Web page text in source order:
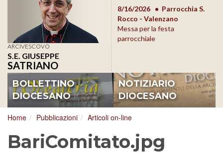
ARCIVESCOVO
S.E. GIUSEPPE
SATRIANO
8/17/2026
Conversano
Conferenza Episcopale
Pugliese
8/16/2026
Parrocchia S.
Rocco - Valenzano
Messa per la festa
parrocchiale
BOLLETTINO
DIOCESANO
NOTIZIARIO
DIOCESANO
Home Pubblicazioni Articoli on-line
BariComitato.jpg